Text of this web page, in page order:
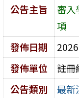
公告主旨
審入
項
發佈日期
發佈單位
註冊
公告類別
最新